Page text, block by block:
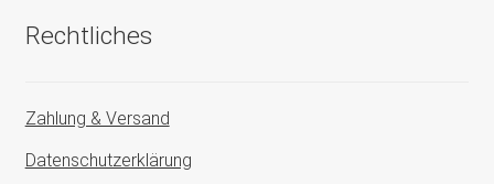
Rechtliches
Zahlung & Versand
Datenschutzerklärung